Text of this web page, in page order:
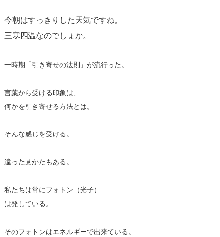
今朝はすっきりした天気ですね。
三寒四温なのでしょか。
一時期「引き寄せの法則」が流行った。
言葉から受ける印象は、
何かを引き寄せる方法とは。
そんな感じを受ける。
違った見かたもある。
私たちは常にフォトン（光子）
は発している。
そのフォトンはエネルギーで出来ている。